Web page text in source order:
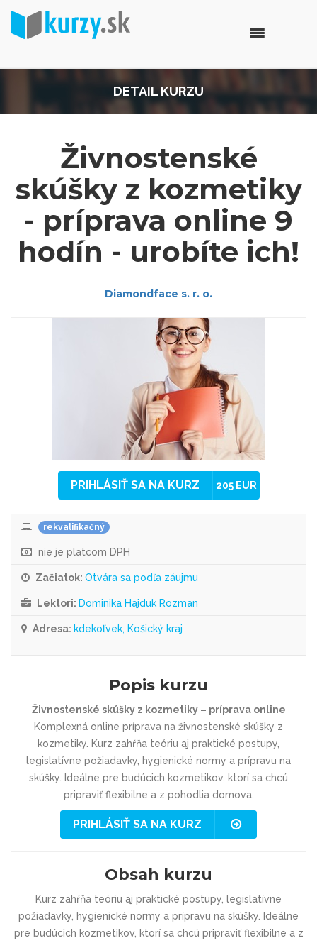
DETAIL KURZU
Živnostenské
skúšky z kozmetiky
- príprava online 9
hodín - urobíte ich!
Diamondface s. r. o.
PRIHLÁSIŤ SA NA KURZ 205 EUR
rekvalifikačný
nie je platcom DPH
Začiatok: Otvára sa podľa záujmu
Lektori: Dominika Hajduk Rozman
Adresa: kdekoľvek, Košický kraj
Popis kurzu
Živnostenské skúšky z kozmetiky – príprava online
Komplexná online príprava na živnostenské skúšky z
kozmetiky. Kurz zahŕňa teóriu aj praktické postupy,
legislatívne požiadavky, hygienické normy a prípravu na
skúšky. Ideálne pre budúcich kozmetikov, ktorí sa chcú
pripraviť flexibilne a z pohodlia domova.
PRIHLÁSIŤ SA NA KURZ
Obsah kurzu
Kurz zahŕňa teóriu aj praktické postupy, legislatívne
požiadavky, hygienické normy a prípravu na skúšky. Ideálne
pre budúcich kozmetikov, ktorí sa chcú pripraviť flexibilne a z